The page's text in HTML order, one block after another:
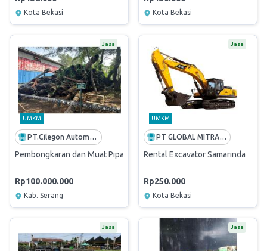
Kota Bekasi Kota Bekasi
Jasa
UMKM
PT.Cilegon Automation System
Pembongkaran dan Muat Pipa Produk SPL
Rp100.000.000
Kab. Serang
Jasa
UMKM
PT GLOBAL MITRA KONSTRUKSI
Rental Excavator Samarinda
Rp250.000
Kota Bekasi
Jasa Jasa